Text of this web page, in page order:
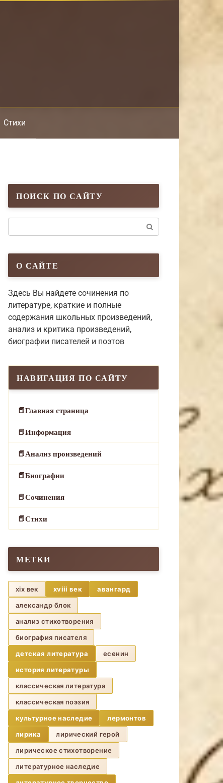
Стихи
ПОИСК ПО САЙТУ
О САЙТЕ
Здесь Вы найдете сочинения по
литературе, краткие и полные
содержания школьных произведений,
анализ и критика произведений,
биографии писателей и поэтов
НАВИГАЦИЯ ПО САЙТУ
Главная страница
Информация
Анализ произведений
Биографии
Сочинения
Стихи
МЕТКИ
xix век xviii век
авангард
александр блок
анализ стихотворения
биография писателя
детская литература
есенин
история литературы
классическая литература
классическая поэзия
культурное наследие
лермонтов
лирика
лирический герой
лирическое стихотворение
литературное наследие